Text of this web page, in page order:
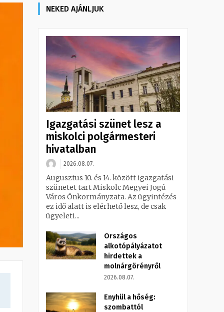
NEKED AJÁNLJUK
Igazgatási szünet lesz a
miskolci polgármesteri
hivatalban
2026.08.07.
Augusztus 10. és 14. között igazgatási
szünetet tart Miskolc Megyei Jogú
Város Önkormányzata. Az ügyintézés
ez idő alatt is elérhető lesz, de csak
ügyeleti...
Országos
alkotópályázatot
hirdettek a
molnárgörényről
2026.08.07.
Enyhül a hőség:
szombattól